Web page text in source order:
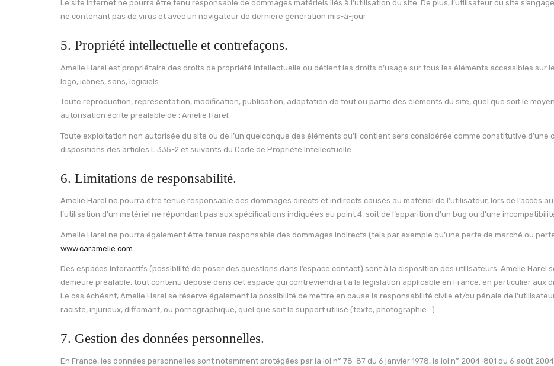
Le site Internet ne pourra être tenu responsable de dommages matériels liés à l’utilisation du site. De plus, l’utilisateur du site
ne contenant pas de virus et avec un navigateur de dernière génération mis-à-jour
5. Propriété intellectuelle et contrefaçons.
Amelie Harel est propriétaire des droits de propriété intellectuelle ou détient les droits d’usage sur tous les éléments accessibles sur
logo, icônes, sons, logiciels.
Toute reproduction, représentation, modification, publication, adaptation de tout ou partie des éléments du site, quel que soit le
autorisation écrite préalable de : Amelie Harel.
Toute exploitation non autorisée du site ou de l’un quelconque des éléments qu’il contient sera considérée comme constitutive
dispositions des articles L.335-2 et suivants du Code de Propriété Intellectuelle.
6. Limitations de responsabilité.
Amelie Harel ne pourra être tenue responsable des dommages directs et indirects causés au matériel de l’utilisateur, lors de l’accès
l’utilisation d’un matériel ne répondant pas aux spécifications indiquées au point 4, soit de l’apparition d’un bug ou d’une
Amelie Harel ne pourra également être tenue responsable des dommages indirects (tels par exemple qu’une perte de marché ou
www.caramelie.com
Des espaces interactifs (possibilité de poser des questions dans l’espace contact) sont à la disposition des utilisateurs. Amelie Harel
demeure préalable, tout contenu déposé dans cet espace qui contreviendrait à la législation applicable en France, en particulier aux
Le cas échéant, Amelie Harel se réserve également la possibilité de mettre en cause la responsabilité civile et/ou pénale de
raciste, injurieux, diffamant, ou pornographique, quel que soit le support utilisé (texte, photographie…).
7. Gestion des données personnelles.
En France, les données personnelles sont notamment protégées par la loi n° 78-87 du 6 janvier 1978, la loi n° 2004-801 du 6 août